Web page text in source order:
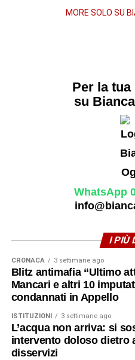
MORE SOLO SU
Per la
su
WhatsApp
I PIÙ
CRONACA 3 settimane ago
Blitz antimafia “Ultimo
Mancari e altri 10
condannati in Appello
ISTITUZIONI 3 settimane ago
L’acqua non arriva: si
intervento doloso dietro
disservizi